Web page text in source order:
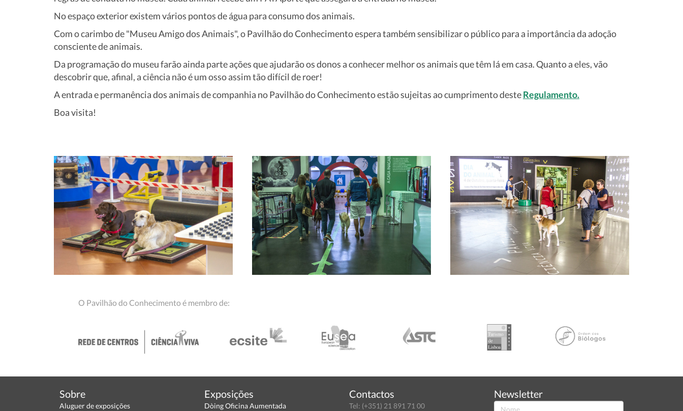
No espaço exterior existem vários pontos de água para consumo dos animais.
Com o carimbo de "Museu Amigo dos Animais", o Pavilhão do Conhecimento espera também sensibilizar o público para a importância da adoção
consciente de animais.
Da programação do museu farão ainda parte ações que ajudarão os donos a conhecer melhor os animais que têm lá em casa. Quanto a eles, vão
descobrir que, afinal, a ciência não é um osso assim tão difícil de roer!
A entrada e permanência dos animais de companhia no Pavilhão do Conhecimento estão sujeitas ao cumprimento desteRegulamento.
Boa visita!
O Pavilhão do Conhecimento é membro de:
Sobre
Aluguer de exposições
Exposições
Dòing Oficina Aumentada
Contactos
Tel: (+351) 21 891 71 00
Newsletter